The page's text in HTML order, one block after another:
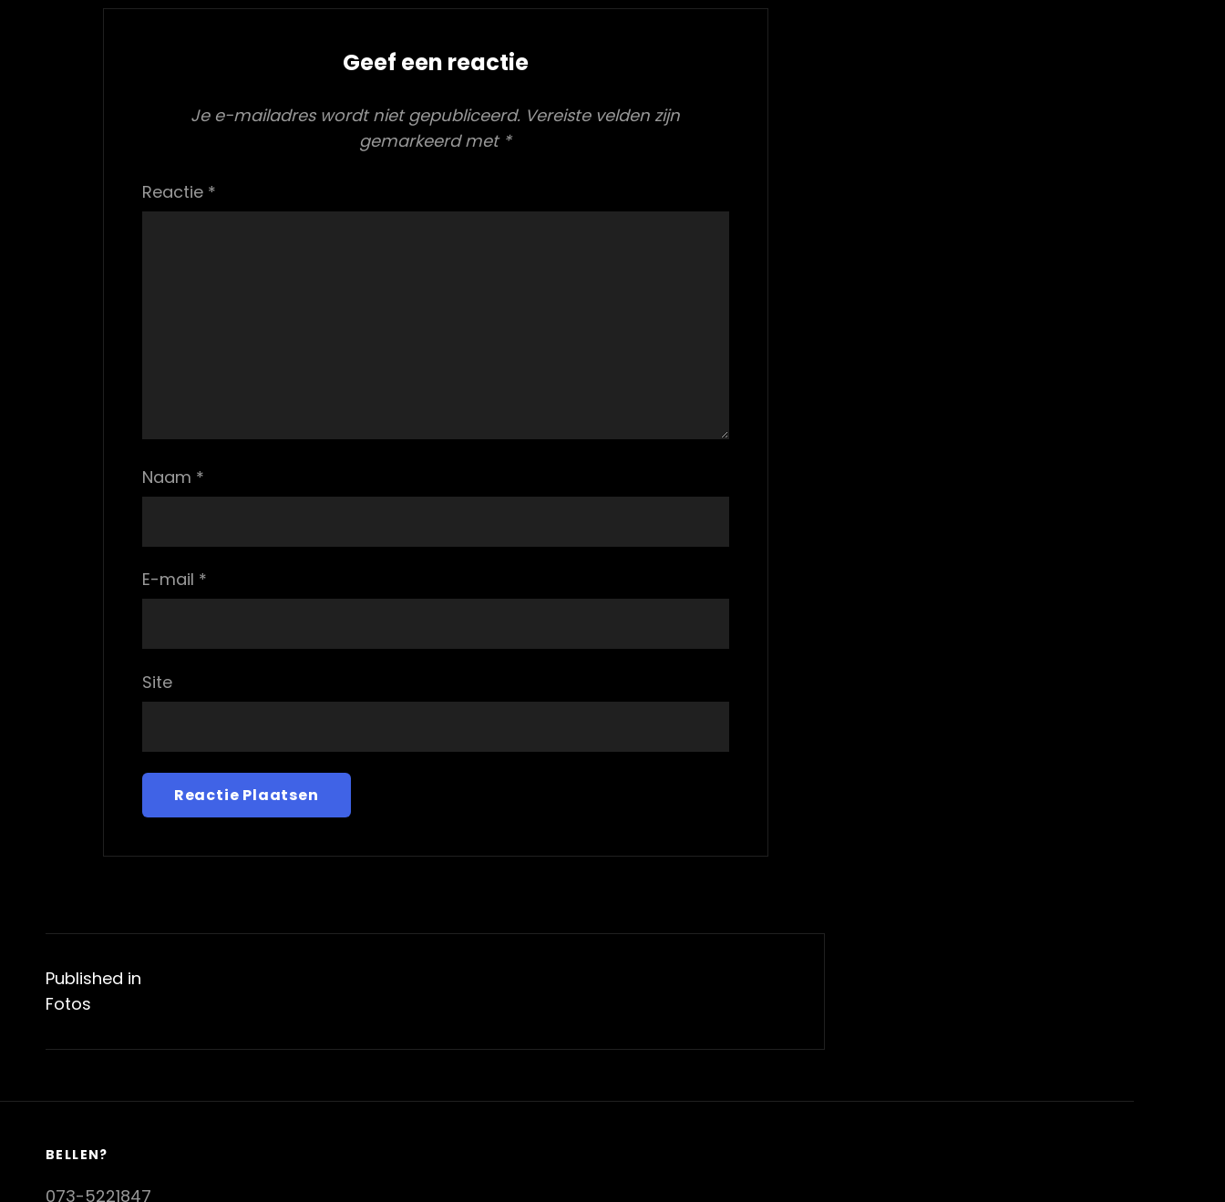
Geef een reactie
Je e-mailadres wordt niet gepubliceerd. Vereiste velden zijn
gemarkeerd met *
Reactie *
Naam *
E-mail *
Site
navigatie
Published in
Fotos
BELLEN?
073-5221847